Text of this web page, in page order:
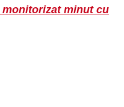
monitorizat minut cu